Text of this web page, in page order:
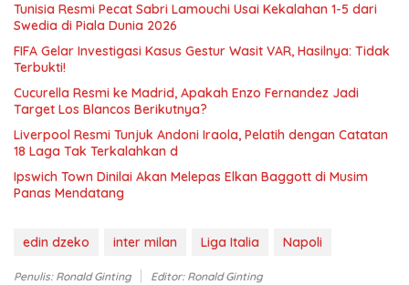
Tunisia Resmi Pecat Sabri Lamouchi Usai Kekalahan 1-5 dari
Swedia di Piala Dunia 2026
FIFA Gelar Investigasi Kasus Gestur Wasit VAR, Hasilnya: Tidak
Terbukti!
Cucurella Resmi ke Madrid, Apakah Enzo Fernandez Jadi
Target Los Blancos Berikutnya?
Liverpool Resmi Tunjuk Andoni Iraola, Pelatih dengan Catatan
18 Laga Tak Terkalahkan d
Ipswich Town Dinilai Akan Melepas Elkan Baggott di Musim
Panas Mendatang
edin dzeko inter milan Liga Italia Napoli
Penulis: Ronald Ginting Editor: Ronald Ginting